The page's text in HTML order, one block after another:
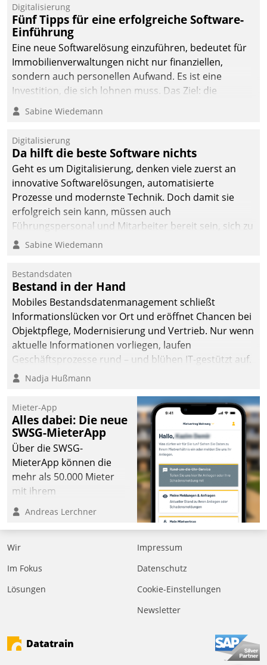
Digitalisierung
Fünf Tipps für eine erfolgreiche Software-
Einführung
Eine neue Softwarelösung einzuführen, bedeutet für
Immobilienverwaltungen nicht nur finanziellen,
sondern auch personellen Aufwand. Es ist eine
Investition, die sich lohnen muss. Das Ziel: die
nachhaltige Optimierung der Geschäftsabläufe. Damit
dieses Ziel erreicht wird, sollten einige Grundregeln
Sabine Wiedemann
Digitalisierung
Da hilft die beste Software nichts
Geht es um Digitalisierung, denken viele zuerst an
innovative Softwarelösungen, automatisierte
Prozesse und modernste Technik. Doch damit sie
erfolgreich sein kann, müssen auch
Führungspersonal und Mitarbeiter bereit sein, sich zu
verändern und anzupassen, sonst werden sie an ihr
Sabine Wiedemann
Bestandsdaten
Bestand in der Hand
Mobiles Bestandsdatenmanagement schließt
Informationslücken vor Ort und eröffnet Chancen bei
Objektpflege, Modernisierung und Vertrieb. Nur wenn
aktuelle Informationen vorliegen, laufen
Geschäftsprozesse rund – und blühen IT-gestützt auf.
Nadja Hußmann
Mieter-App
Alles dabei: Die neue
SWSG-MieterApp
Über die SWSG-
MieterApp können die
mehr als 50.000 Mieter
mit ihrem
Wohnungsunternehmen
kommunizieren, auf dem
Laufenden bleiben, Daten
einsehen und ändern
oder
abgeben – rund um die
Andreas Lerchner
Wir
Im Fokus
Lösungen
Impressum
Datenschutz
Cookie-Einstellungen
Newsletter
Datatrain